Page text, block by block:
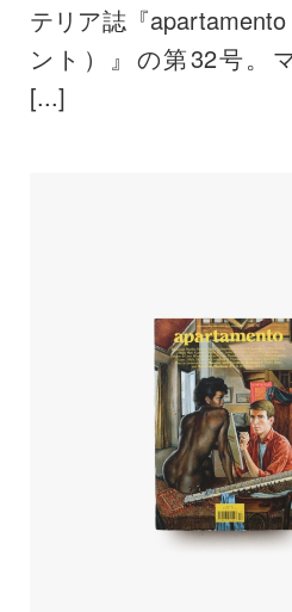
テリア誌『
ント）』の第32号。
[...]